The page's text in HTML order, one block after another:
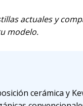
actuales y
modelo.
cerámica y